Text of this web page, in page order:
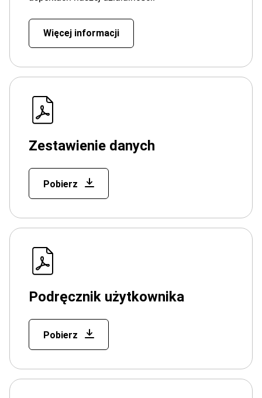
Więcej informacji
Zestawienie danych
Pobierz
Podręcznik użytkownika
Pobierz